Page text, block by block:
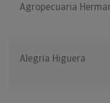
Agropecuaria
Alegria Higuera